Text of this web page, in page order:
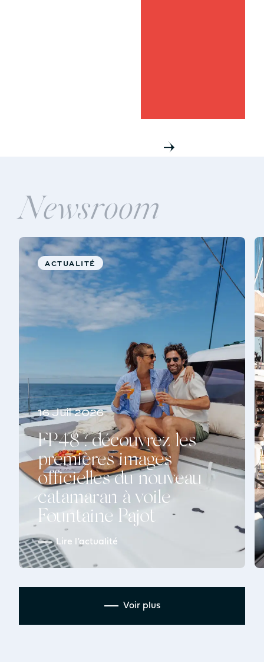
Newsroom
ACTUALITÉ
16 Juil 2026
FP48 : découvrez les
premières images
officielles du nouveau
catamaran à voile
Fountaine Pajot
Lire l’actualité
Voir plus